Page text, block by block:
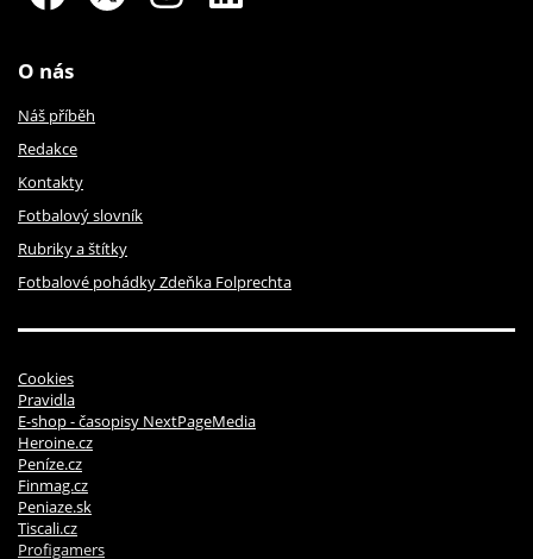
O nás
Náš příběh
Redakce
Kontakty
Fotbalový slovník
Rubriky a štítky
Fotbalové pohádky Zdeňka Folprechta
Cookies
Pravidla
E-shop - časopisy NextPageMedia
Heroine.cz
Peníze.cz
Finmag.cz
Peniaze.sk
Tiscali.cz
Profigamers